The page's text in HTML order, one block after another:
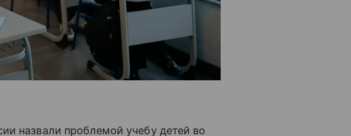
назвали проблемой учебу детей во